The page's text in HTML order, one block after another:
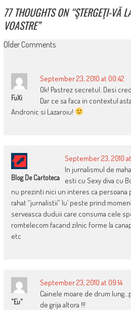
77 THOUGHTS ON “ŞTERGEŢI-VĂ
VOASTRE”
COMMENT
Older Comments
FuXi
September 23, 2010 at 00:42
Ok! Pastrez secretul. Desi
Dar ce sa faca in contextul
Andronic si Lazaroiu!
Blog De Cartoteca
September 23, 2010
In jurnalismul de
esti cu Sexy diva cu
nu prezinti nici un interes ca persoana
rahat “jurnalistii” lu’ peste prind
serveasca duduii care consuma cele
romtelecom facand zilnic forme la
etc
"eu"
September 23, 2010 at 09:14
Cainele moare de drum
de grija altora !!!